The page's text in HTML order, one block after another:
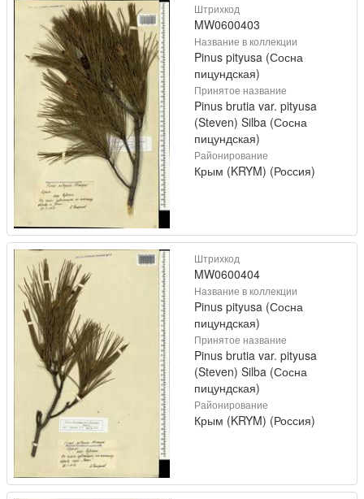
Штрихкод
MW0600403
Название в коллекции
Pinus pityusa (Сосна
пицундская)
Принятое название
Pinus brutia var. pityusa
(Steven) Silba (Сосна
пицундская)
Районирование
Крым (KRYM) (Россия)
Штрихкод
MW0600404
Название в коллекции
Pinus pityusa (Сосна
пицундская)
Принятое название
Pinus brutia var. pityusa
(Steven) Silba (Сосна
пицундская)
Районирование
Крым (KRYM) (Россия)